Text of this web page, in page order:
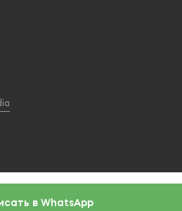
в WhatsApp